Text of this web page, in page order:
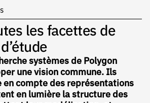
les facettes de
systèmes de Polygon
une vision commune. Ils
compte des représentations
en lumière la structure des